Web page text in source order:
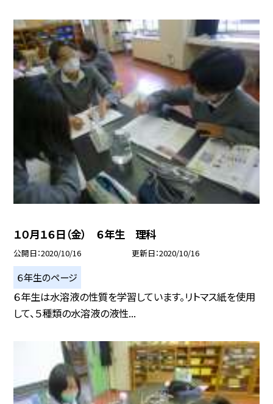
１０月１６日（金） ６年生 理科
公開日 2020/10/16 更新日 2020/10/16
６年生のページ
６年生は水溶液の性質を学習しています。リトマス紙を使用
して、５種類の水溶液の液性...